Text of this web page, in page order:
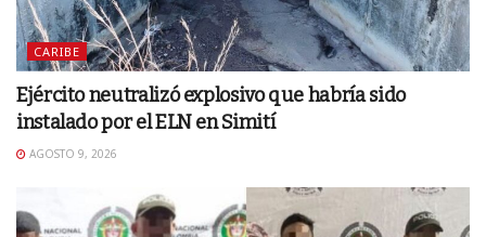
CARIBE
Ejército neutralizó explosivo que habría sido
instalado por el ELN en Simití
AGOSTO 9, 2026